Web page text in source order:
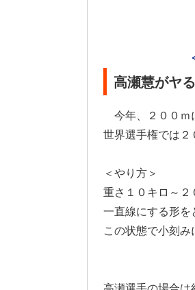
高瀬慧がヤ
今年、２００ｍ
世界選手権では２
＜やり方＞
重さ１０キロ～２
一直線にする形を
この状態で小刻み